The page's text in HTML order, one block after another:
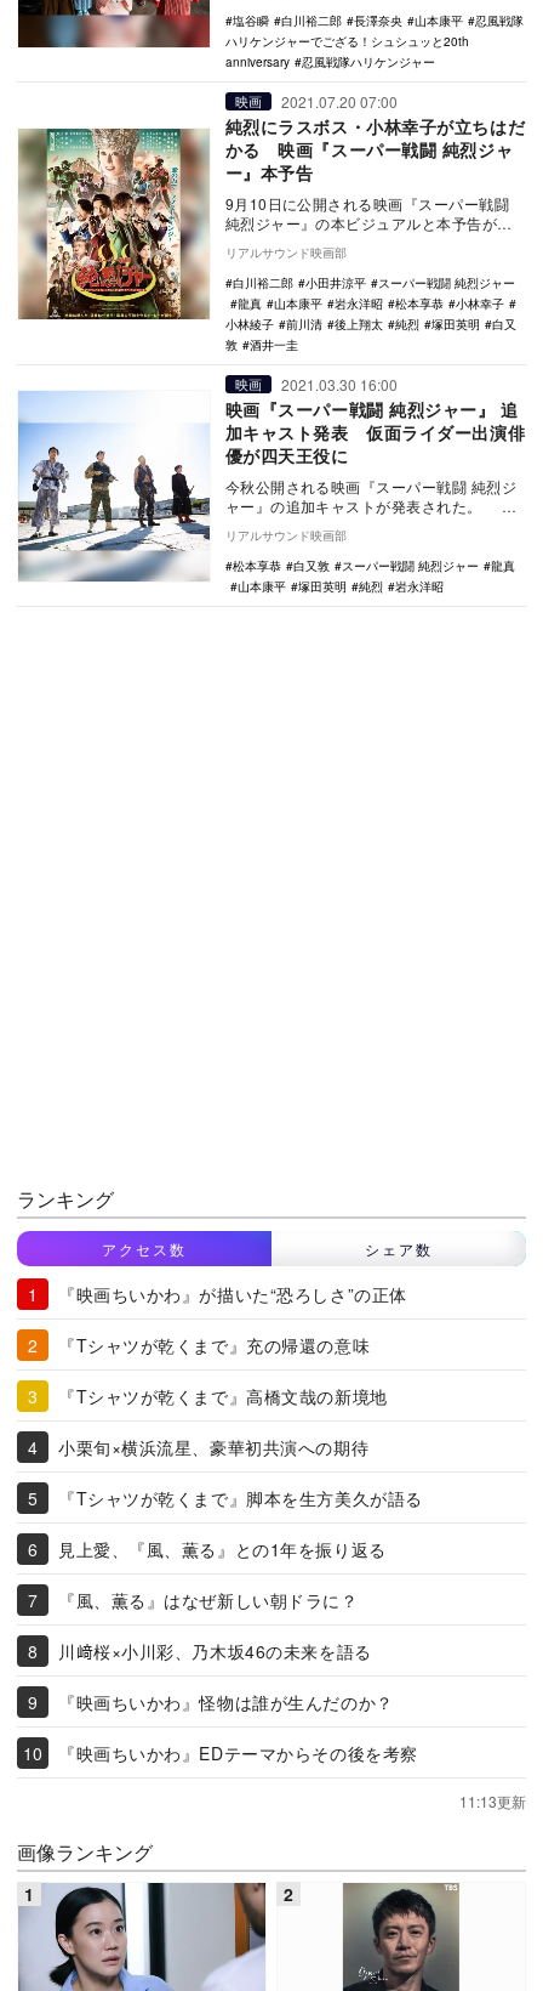
塩谷瞬
白川裕二郎 長澤奈央 山本康平
忍風戦隊
ハリケンジャーでござる！シュシュッと20th
anniversary
忍風戦隊ハリケンジャー
映画 2021.07.20 07:00
純烈にラスボス・小林幸子が立ちはだ
かる 映画『スーパー戦闘 純烈ジャ
ー』本予告
9月10日に公開される映画『スーパー戦闘
純烈ジャー』の本ビジュアルと本予告が公
ラ…
リアルサウンド映画部
白川裕二郎
小田井涼平
スーパー戦闘 純烈ジャー
龍真
山本康平 岩永洋昭 松本享恭
小林幸子
小林綾子
前川清 後上翔太 純烈 塚田英明
白又
敦
酒井一圭
映画 2021.03.30 16:00
映画『スーパー戦闘 純烈ジャー』 追
加キャスト発表 仮面ライダー出演俳
優が四天王役に
今秋公開される映画『スーパー戦闘 純烈ジ
ャー』の追加キャストが発表された。 本
作は、スーパー戦隊＆仮面ライダーシリー
ズだけで…
リアルサウンド映画部
松本享恭
白又敦 スーパー戦闘 純烈ジャー
龍真
山本康平
塚田英明 純烈 岩永洋昭
ランキング
アクセス数 シェア数
『映画ちいかわ』が描いた“恐ろしさ”の正体
『Tシャツが乾くまで』充の帰還の意味
『Tシャツが乾くまで』高橋文哉の新境地
小栗旬×横浜流星、豪華初共演への期待
『Tシャツが乾くまで』脚本を生方美久が語る
見上愛、『風、薫る』との1年を振り返る
『風、薫る』はなぜ新しい朝ドラに？
川﨑桜×小川彩、乃木坂46の未来を語る
『映画ちいかわ』怪物は誰が生んだのか？
『映画ちいかわ』EDテーマからその後を考察
11:13更新
画像ランキング